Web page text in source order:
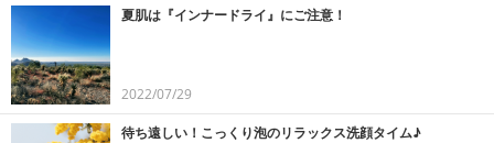
夏肌は『インナードライ』にご注意！
2022/07/29
待ち遠しい！こっくり泡のリラックス洗顔タイム♪